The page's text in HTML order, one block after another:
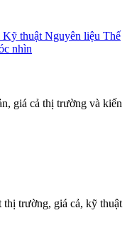
Kỹ thuật Nguyên liệu Thế
nhìn
giá cả thị trường và kiến
thị trường, giá cả, kỹ thuật